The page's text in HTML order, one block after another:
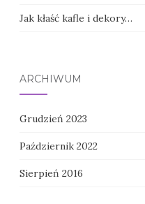
Jak kłaść kafle i dekory…
ARCHIWUM
Grudzień 2023
Październik 2022
Sierpień 2016